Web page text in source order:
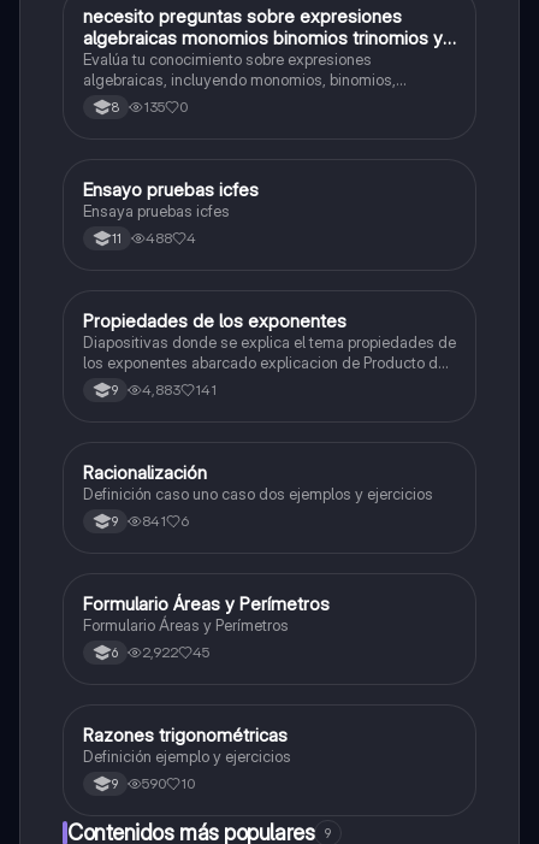
NMatemáticas
necesito preguntas sobre expresiones
algebraicas monomios binomios trinomios y
polinomios operaciones con polinomios
grado absoluto y un término grado absoluto
de un polinomio grado relativo de un
Evalúa tu conocimiento sobre expresiones
algebraicas, incluyendo monomios, binomios,
trinomios, polinomios y operaciones con polinomios.
8 135 0
Matemáticas
Ensayo pruebas icfes
Ensaya pruebas icfes
11 488 4
Matemáticas
Propiedades de los exponentes
Diapositivas donde se explica el tema propiedades de
los exponentes abarcado explicacion de Producto de
potencias,Cociente de potencias,Potencia de una
potencia,Potencia de un producto,Potencia de un
9 4,883 141
Matemáticas
Racionalización
Definición caso uno caso dos ejemplos y ejercicios
9 841 6
Matemáticas
Formulario Áreas y Perímetros
Formulario Áreas y Perímetros
6 2,922 45
Matemáticas
Razones trigonométricas
Definición ejemplo y ejercicios
9 590 10
Contenidos más populares 9